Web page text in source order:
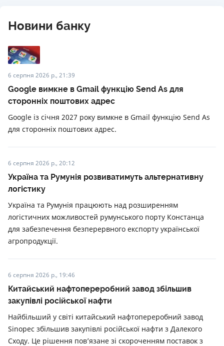
Новини банку
6 серпня 2026 р., 21:39
Google вимкне в Gmail функцію Send As для
сторонніх поштових адрес
Google із січня 2027 року вимкне в Gmail функцію Send As
для сторонніх поштових адрес.
6 серпня 2026 р., 20:12
Україна та Румунія розвиватимуть альтернативну
логістику
Україна та Румунія працюють над розширенням
логістичних можливостей румунського порту Констанца
для забезпечення безперервного експорту української
агропродукції.
6 серпня 2026 р., 19:46
Китайський нафтопереробний завод збільшив
закупівлі російської нафти
Найбільший у світі китайський нафтопереробний завод
Sinopec збільшив закупівлі російської нафти з Далекого
Сходу. Це рішення пов’язане зі скороченням поставок з